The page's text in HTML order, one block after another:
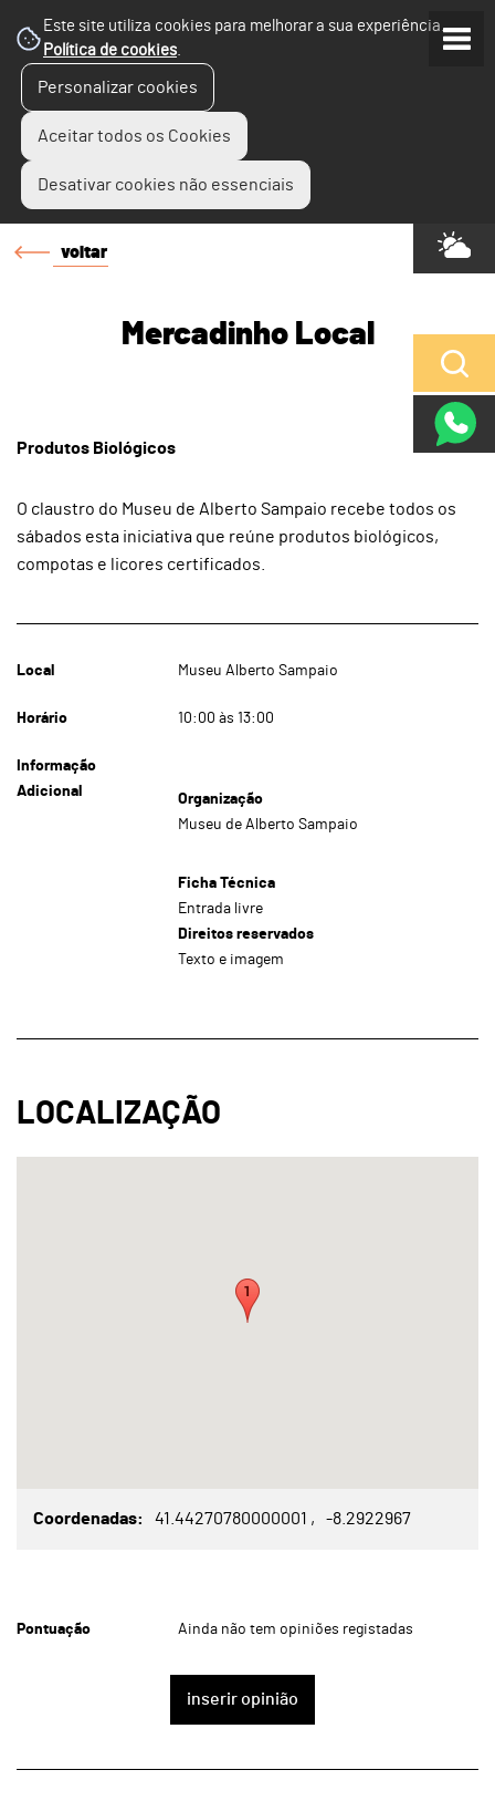
Este site utiliza cookies para melhorar a sua experiência.
Política de cookies.
Personalizar cookies
Aceitar todos os Cookies
Desativar cookies não essenciais
voltar
Mercadinho Local
Produtos Biológicos
O claustro do Museu de Alberto Sampaio recebe todos os
sábados esta iniciativa que reúne produtos biológicos,
compotas e licores certificados.
Local Museu Alberto Sampaio
Horário 10:00 às 13:00
Informação
Adicional
Organização
Museu de Alberto Sampaio
Ficha Técnica
Entrada livre
Direitos reservados
Texto e imagem
Coordenadas 41.44270780000001 -8.2922967
Pontuação Ainda não tem opiniões registadas
inserir opinião